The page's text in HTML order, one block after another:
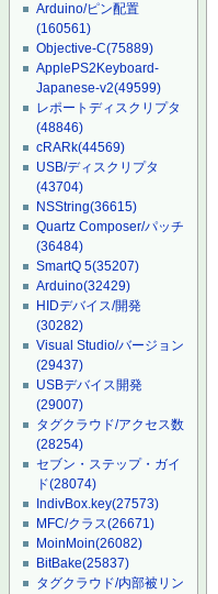
Arduino/ピン配置
(160561)
Objective-C(75889)
ApplePS2Keyboard-
Japanese-v2(49599)
レポートディスクリプタ
(48846)
cRARk(44569)
USB/ディスクリプタ
(43704)
NSString(36615)
Quartz Composer/パッチ
(36484)
SmartQ 5(35207)
Arduino(32429)
HIDデバイス/開発
(30282)
Visual Studio/バージョン
(29437)
USBデバイス開発
(29007)
タグクラウド/アクセス数
(28254)
セブン・ステップ・ガイ
ド(28074)
IndivBox.key(27573)
MFC/クラス(26671)
MoinMoin(26082)
BitBake(25837)
タグクラウド/内部被リン